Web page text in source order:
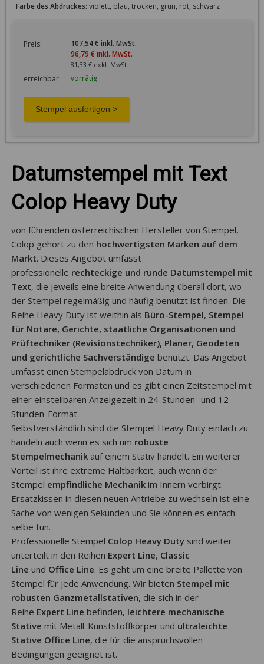
Farbe des Abdruckes: violett, blau, trocken, grün, rot, schwarz
Preis:
107,54 € inkl. MwSt.
96,79 € inkl. MwSt.
81,33 € exkl. MwSt.
erreichbar: vorrätig
Datumstempel mit Text
Colop Heavy Duty
von führenden österreichischen Hersteller von Stempel,
Colop gehört zu den hochwertigsten Marken auf dem
Markt. Dieses Angebot umfasst
professionelle rechteckige und runde Datumstempel mit
Text, die jeweils eine breite Anwendung überall dort, wo
der Stempel regelmäßig und häufig benutzt ist finden. Die
Reihe Heavy Duty ist weithin als Büro-Stempel, Stempel
für Notare, Gerichte, staatliche Organisationen und
Prüftechniker (Revisionstechniker), Planer, Geodeten
und gerichtliche Sachverständige benutzt. Das Angebot
umfasst einen Stempelabdruck von Datum in
verschiedenen Formaten und es gibt einen Zeitstempel mit
einer einstellbaren Anzeigezeit in 24-Stunden- und 12-
Stunden-Format.
Selbstverständlich sind die Stempel Heavy Duty einfach zu
handeln auch wenn es sich um robuste
Stempelmechanikauf einem Stativ handelt. Ein weiterer
Vorteil ist ihre extreme Haltbarkeit, auch wenn der
Stempel empfindliche Mechanikim Innern verbirgt.
Ersatzkissen in diesen neuen Antriebe zu wechseln ist eine
Sache von wenigen Sekunden und Sie können es einfach
selbe tun.
Professionelle Stempel Colop Heavy Dutysind weiter
unterteilt in den Reihen Expert Line, Classic
Line und Office Line. Es geht um eine breite Pallette von
Stempel für jede Anwendung. Wir bieten Stempel mit
robusten Ganzmetallstativen, die sich in der
Reihe Expert Line befinden, leichtere mechanische
Stative mit Metall-Kunststoffkörper und ultraleichte
Stative Office Line, die für die anspruchsvollen
Bedingungen geeignet ist.